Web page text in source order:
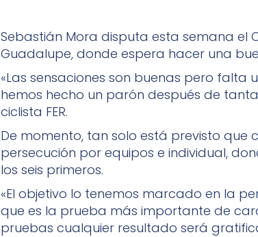
Sebastián Mora disputa esta semana el
Guadalupe, donde espera hacer una
«Las sensaciones son buenas pero
hemos hecho un parón después de
ciclista FER.
De momento, tan solo está previsto que
persecución por equipos e individual,
los seis primeros.
«El objetivo lo tenemos marcado en la
que es la prueba más importante de
pruebas cualquier resultado será